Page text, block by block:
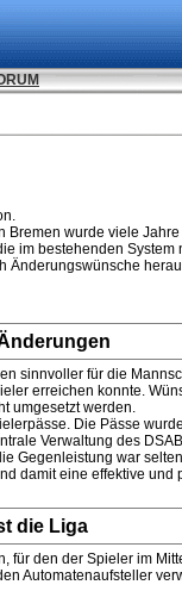
wurde viele
im bestehenden System
Änderungswünsche
sinnvoller für die
erreichen konnte.
umgesetzt werden.
Die Pässe
Verwaltung des
Gegenleistung war
damit eine effektive und
die Liga
für den der Spieler im
Automatenaufsteller